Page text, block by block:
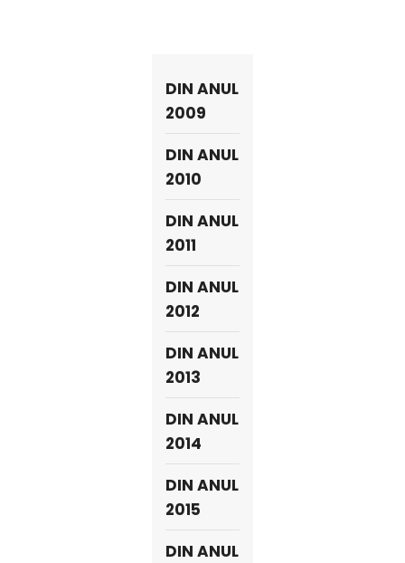
DIN ANUL
2009
DIN ANUL
2010
DIN ANUL
2011
DIN ANUL
2012
DIN ANUL
2013
DIN ANUL
2014
DIN ANUL
2015
DIN ANUL